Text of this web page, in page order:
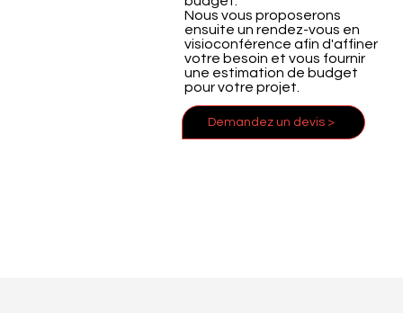
Demandez un devis >
Nous vous proposerons
ensuite un rendez-vous en
visioconférence afin d'affiner
votre besoin et vous fournir
une estimation de budget
pour votre projet.